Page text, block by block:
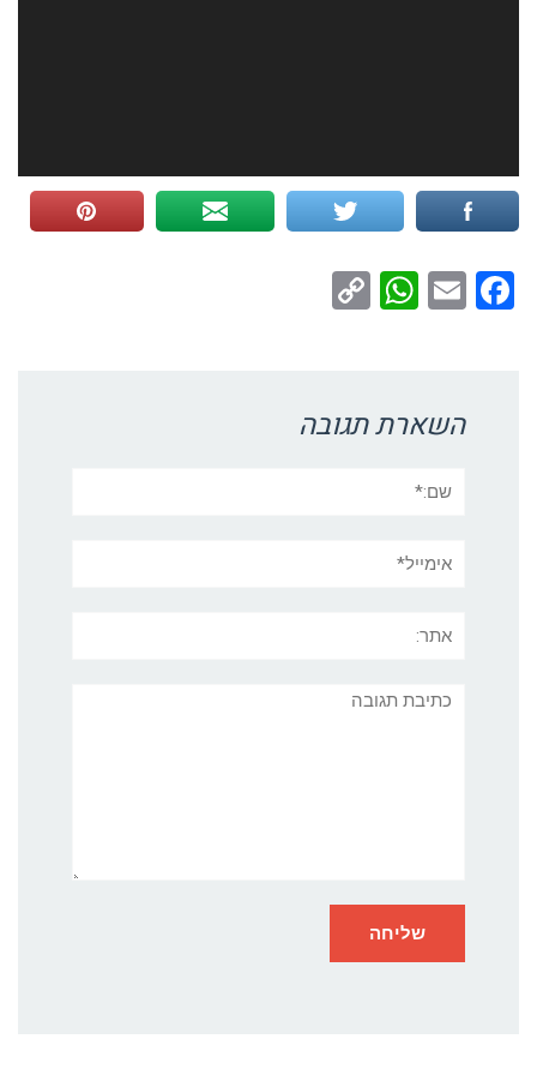
Facebook
Email
WhatsApp
השארת תגובה
תגובה